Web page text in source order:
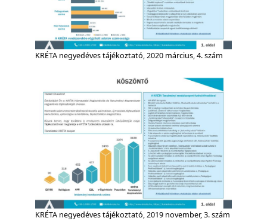
KRÉTA negyedéves tájékoztató, 2020 március, 4. szám
KRÉTA negyedéves tájékoztató, 2019 november, 3. szám